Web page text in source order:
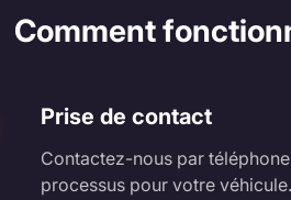
Comment
Prise de contact
Contactez-nous par
processus pour votre véhicule.